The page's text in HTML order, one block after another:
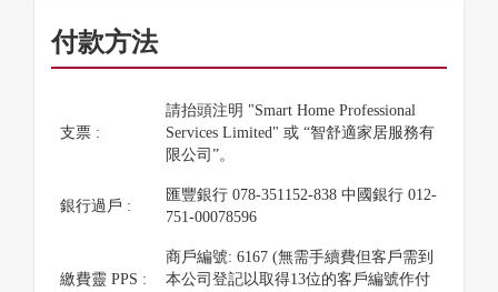
付款方法
支票 :
請抬頭注明 "Smart Home Professional
Services Limited" 或 “智舒適家居服務有
限公司”。
銀行過戶 :
匯豐銀行 078-351152-838 中國銀行 012-
751-00078596
繳費靈 PPS :
商戶編號: 6167 (無需手續費但客戶需到
本公司登記以取得13位的客戶編號作付